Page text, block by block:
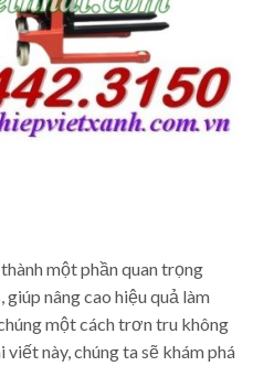
một phần quan trọng
nâng cao hiệu quả làm
một cách trơn tru không
này, chúng ta sẽ khám phá